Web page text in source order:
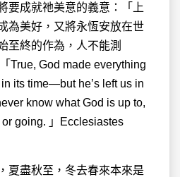
要成就祂美意的義意：「上
為美好，又將永恆安放在世
至終的作為，人不能測
True, God made everything
its time—but he’s left us in
know what God is up to,
going. 」Ecclesiastes
夏盡秋至，冬去春來本來是